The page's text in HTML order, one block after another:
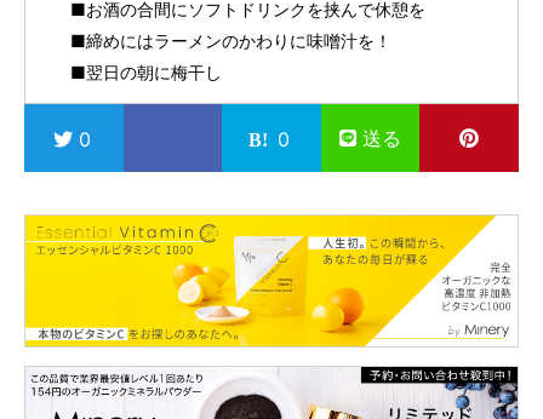
■お酒の合間にソフトドリンクを挟んで休憩を
■締めにはラーメンのかわりに味噌汁を！
■翌日の朝に梅干し
0 0 送る